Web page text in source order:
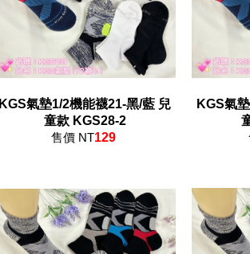
KGS氣墊1/2機能襪21-黑/藍 兒
童款 KGS28-2
售價 NT129
KGS氣墊